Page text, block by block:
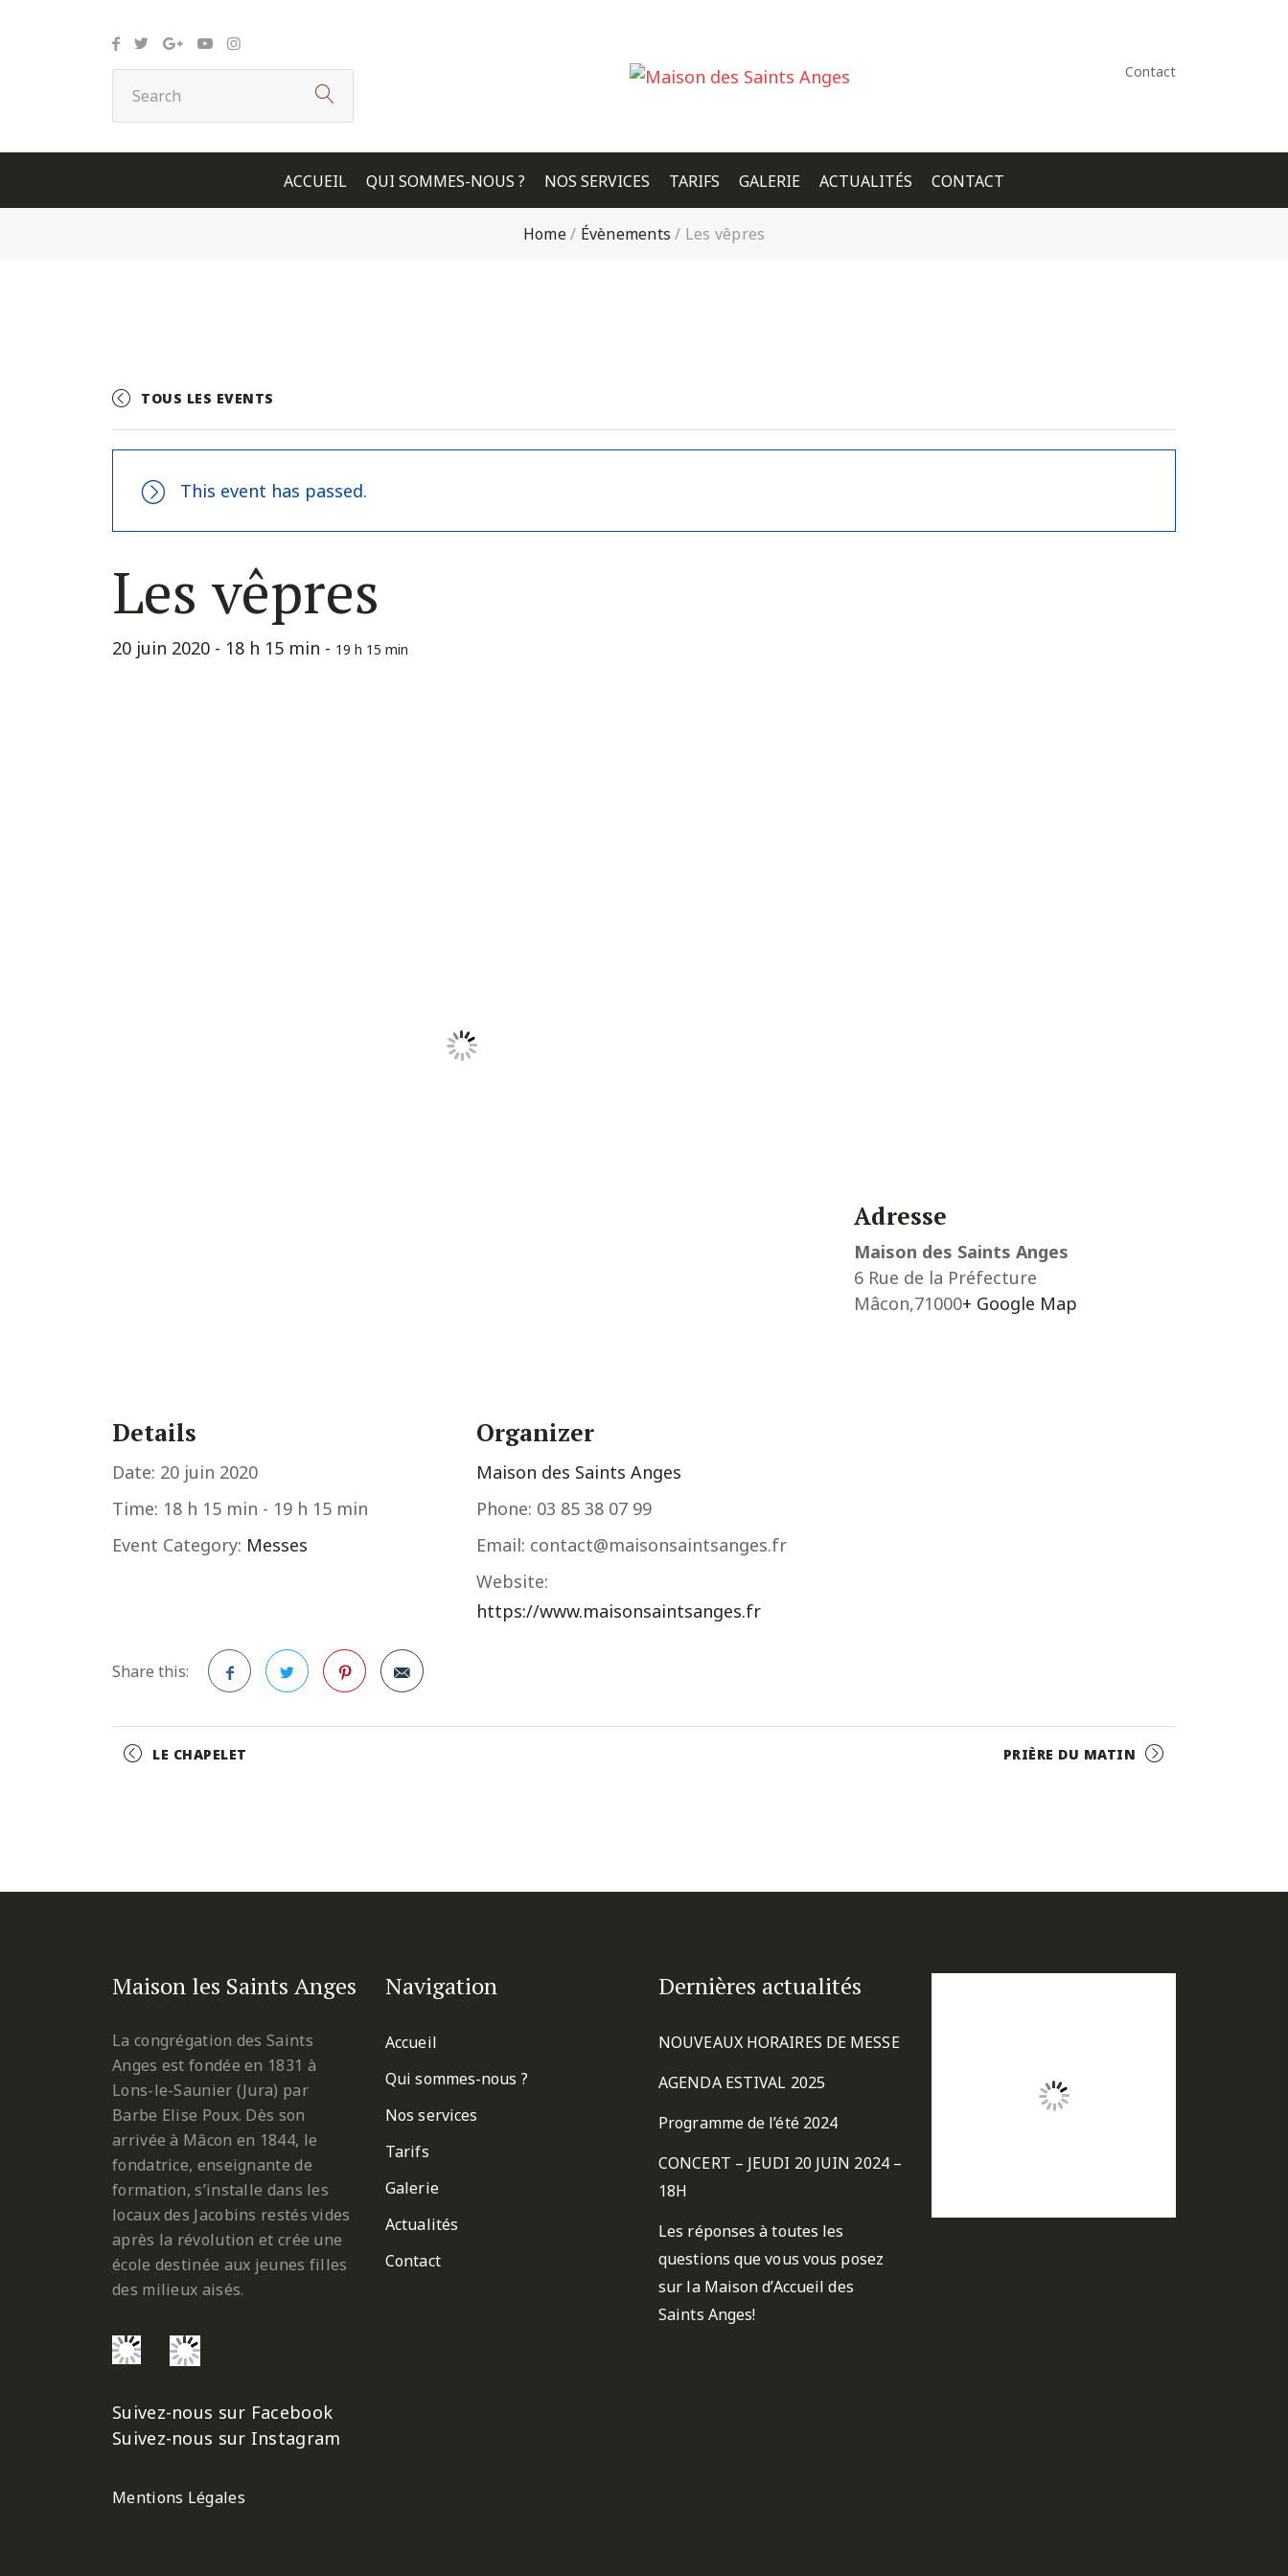
Contact
ACCUEIL QUI SOMMES-NOUS ? NOS SERVICES TARIFS GALERIE ACTUALITÉS CONTACT
Home/ Évènements / Les vêpres
TOUS LES EVENTS
This event has passed.
Les vêpres
20 juin 2020 - 18 h 15 min - 19 h 15 min
Details
Date: 20 juin 2020
Time: 18 h 15 min - 19 h 15 min
Event Category: Messes
Organizer
Maison des Saints Anges
Phone: 03 85 38 07 99
Email: contact@maisonsaintsanges.fr
Website:
https://www.maisonsaintsanges.fr
Share this:
Adresse
Maison des Saints Anges
6 Rue de la Préfecture
Mâcon,71000+ Google Map
Event
LE CHAPELET PRIÈRE DU MATIN
Maison les Saints Anges
La congrégation des Saints
Anges est fondée en 1831 à
Lons-le-Saunier (Jura) par
Barbe Elise Poux. Dès son
arrivée à Mâcon en 1844, le
fondatrice, enseignante de
formation, s’installe dans les
locaux des Jacobins restés vides
après la révolution et crée une
école destinée aux jeunes filles
des milieux aisés.
Suivez-nous sur Facebook
Suivez-nous sur Instagram
Mentions Légales
Navigation
Accueil
Qui sommes-nous ?
Nos services
Tarifs
Galerie
Actualités
Contact
Dernières actualités
NOUVEAUX HORAIRES DE MESSE
AGENDA ESTIVAL 2025
Programme de l’été 2024
CONCERT – JEUDI 20 JUIN 2024 –
18H
Les réponses à toutes les
questions que vous vous posez
sur la Maison d’Accueil des
Saints Anges!